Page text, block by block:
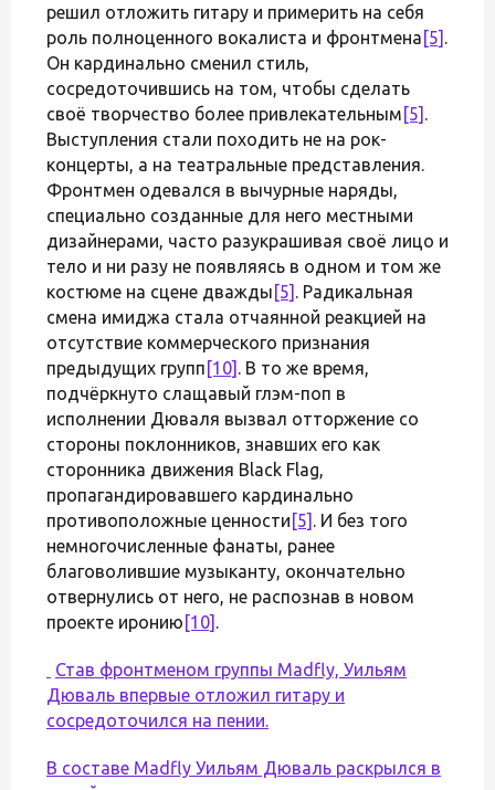
решил отложить гитару и примерить на себя
роль полноценного вокалиста и фронтмена [5] .
Он кардинально сменил стиль,
сосредоточившись на том, чтобы сделать
своё творчество более привлекательным [5] .
Выступления стали походить не на рок-
концерты, а на театральные представления.
Фронтмен одевался в вычурные наряды,
специально созданные для него местными
дизайнерами, часто разукрашивая своё лицо и
тело и ни разу не появляясь в одном и том же
костюме на сцене дважды [5] . Радикальная
смена имиджа стала отчаянной реакцией на
отсутствие коммерческого признания
предыдущих групп [10] . В то же время,
подчёркнуто слащавый глэм-поп в
исполнении Дюваля вызвал отторжение со
стороны поклонников, знавших его как
сторонника движения Black Flag,
пропагандировавшего кардинально
противоположные ценности [5] . И без того
немногочисленные фанаты, ранее
благоволившие музыканту, окончательно
отвернулись от него, не распознав в новом
проекте иронию [10] .
Став фронтменом группы Madfly, Уильям
Дюваль впервые отложил гитару и
сосредоточился на пении.
В составе Madfly Уильям Дюваль раскрылся в